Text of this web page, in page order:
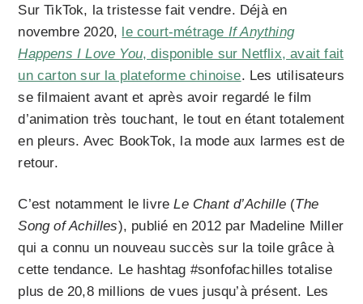
Sur TikTok, la tristesse fait vendre. Déjà en
novembre 2020, le court-métrage If Anything
Happens I Love You, disponible sur Netflix, avait fait
un carton sur la plateforme chinoise. Les utilisateurs
se filmaient avant et après avoir regardé le film
d’animation très touchant, le tout en étant totalement
en pleurs. Avec BookTok, la mode aux larmes est de
retour.
C’est notamment le livreLe Chant d’Achille (The
Song of Achilles), publié en 2012 par Madeline Miller
qui a connu un nouveau succès sur la toile grâce à
cette tendance. Le hashtag #sonfofachilles totalise
plus de 20,8 millions de vues jusqu’à présent. Les